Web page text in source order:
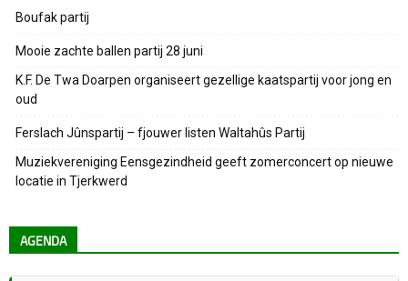
Boufak partij
Mooie zachte ballen partij 28 juni
K.F. De Twa Doarpen organiseert gezellige kaatspartij voor jong en
oud
Ferslach Jûnspartij – fjouwer listen Waltahûs Partij
Muziekvereniging Eensgezindheid geeft zomerconcert op nieuwe
locatie in Tjerkwerd
AGENDA